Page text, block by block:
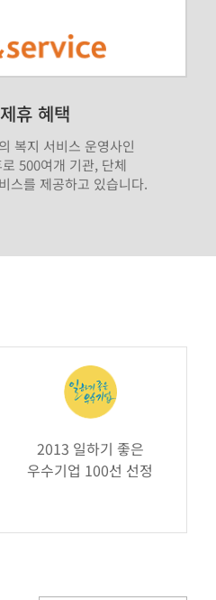
휴 혜택
복지 서비스 운영사인
500여개 기관, 단체
스를 제공하고 있습니다.
2013 일하기 좋은
우수기업 100선 선정